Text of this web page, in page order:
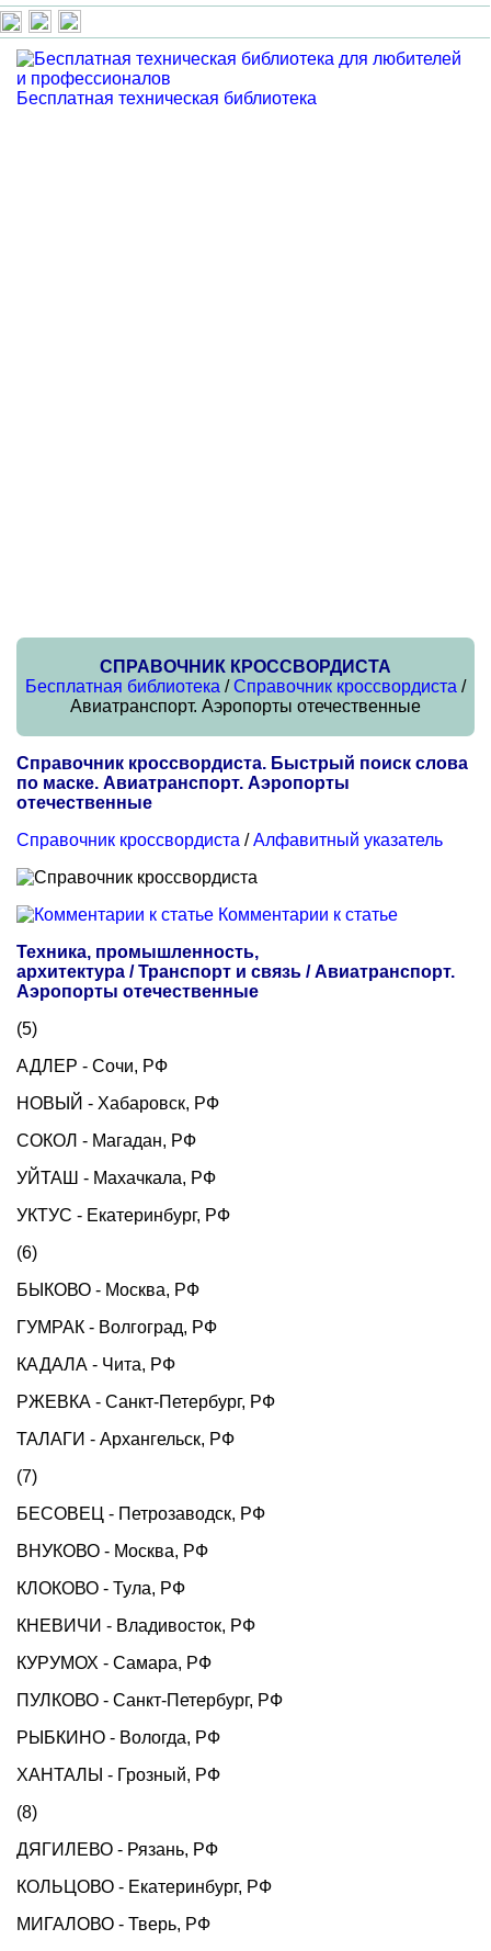
Бесплатная техническая библиотека
СПРАВОЧНИК КРОССВОРДИСТА
Бесплатная библиотека /Справочник кроссвордиста /
Авиатранспорт. Аэропорты отечественные
Справочник кроссвордиста. Быстрый поиск слова
по маске. Авиатранспорт. Аэропорты
отечественные
Справочник кроссвордиста /Алфавитный указатель
Комментарии к статье
Техника, промышленность,
архитектура / Транспорт и связь / Авиатранспорт.
Аэропорты отечественные
(5)
АДЛЕР - Сочи, РФ
НОВЫЙ - Хабаровск, РФ
СОКОЛ - Магадан, РФ
УЙТАШ - Махачкала, РФ
УКТУС - Екатеринбург, РФ
(6)
БЫКОВО - Москва, РФ
ГУМРАК - Волгоград, РФ
КАДАЛА - Чита, РФ
РЖЕВКА - Санкт-Петербург, РФ
ТАЛАГИ - Архангельск, РФ
(7)
БЕСОВЕЦ - Петрозаводск, РФ
ВНУКОВО - Москва, РФ
КЛОКОВО - Тула, РФ
КНЕВИЧИ - Владивосток, РФ
КУРУМОХ - Самара, РФ
ПУЛКОВО - Санкт-Петербург, РФ
РЫБКИНО - Вологда, РФ
ХАНТАЛЫ - Грозный, РФ
(8)
ДЯГИЛЕВО - Рязань, РФ
КОЛЬЦОВО - Екатеринбург, РФ
МИГАЛОВО - Тверь, РФ